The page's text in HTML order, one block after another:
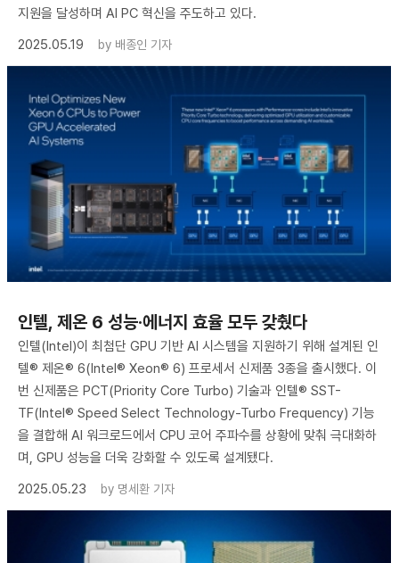
지원을 달성하며 AI PC 혁신을 주도하고 있다.
2025.05.19
by 배종인 기자
인텔, 제온 6 성능·에너지 효율 모두 갖췄다
인텔(Intel)이 최첨단 GPU 기반 AI 시스템을 지원하기 위해 설계된 인
텔® 제온® 6(Intel® Xeon® 6) 프로세서 신제품 3종을 출시했다. 이
번 신제품은 PCT(Priority Core Turbo) 기술과 인텔® SST-
TF(Intel® Speed Select Technology-Turbo Frequency) 기능
을 결합해 AI 워크로드에서 CPU 코어 주파수를 상황에 맞춰 극대화하
며, GPU 성능을 더욱 강화할 수 있도록 설계됐다.
2025.05.23
by 명세환 기자